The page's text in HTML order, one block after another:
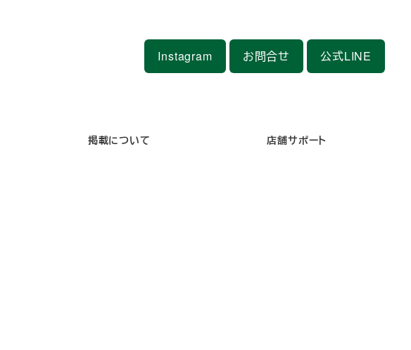
Instagram お問合せ 公式LINE
掲載について 店舗サポート